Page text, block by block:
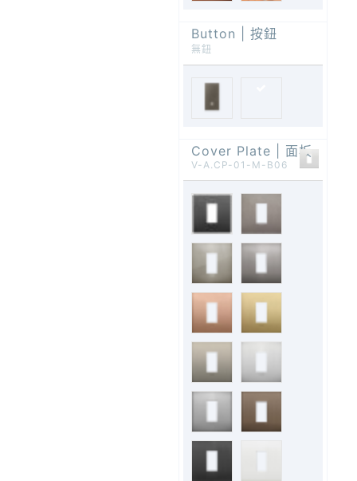
Button | 按鈕
無鈕
Cover Plate | 面板
V-A.CP-01-M-B06